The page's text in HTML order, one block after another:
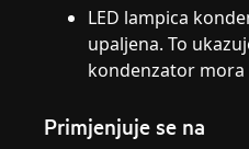
LED lampica
upaljena. To
kondenzator
Primjenjuje se na